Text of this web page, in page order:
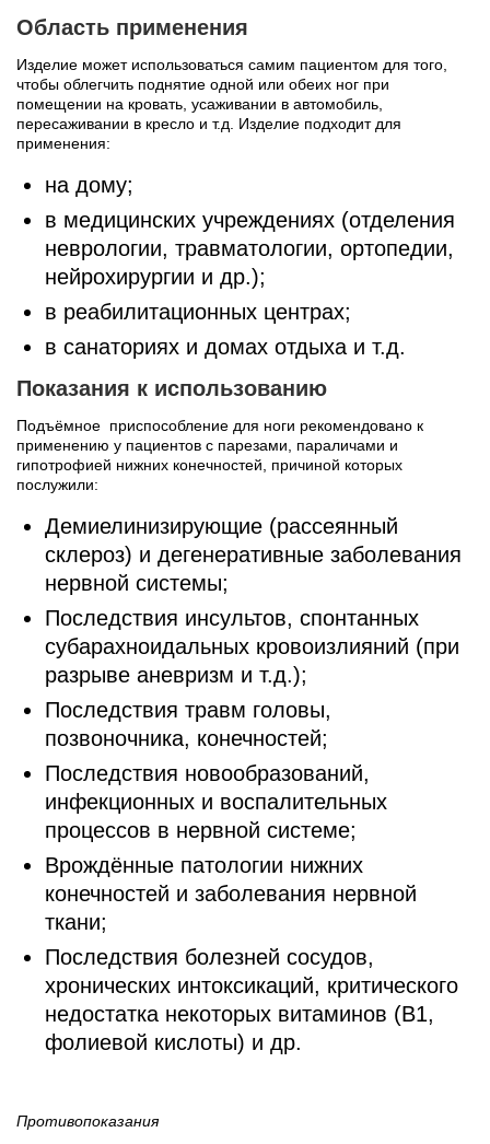
Область применения
Изделие может использоваться самим пациентом для того,
чтобы облегчить поднятие одной или обеих ног при
помещении на кровать, усаживании в автомобиль,
пересаживании в кресло и т.д. Изделие подходит для
применения:
на дому;
в медицинских учреждениях (отделения
неврологии, травматологии, ортопедии,
нейрохирургии и др.);
в реабилитационных центрах;
в санаториях и домах отдыха и т.д.
Показания к использованию
Подъёмное приспособление для ноги рекомендовано к
применению у пациентов с парезами, параличами и
гипотрофией нижних конечностей, причиной которых
послужили:
Демиелинизирующие (рассеянный
склероз) и дегенеративные заболевания
нервной системы;
Последствия инсультов, спонтанных
субарахноидальных кровоизлияний (при
разрыве аневризм и т.д.);
Последствия травм головы,
позвоночника, конечностей;
Последствия новообразований,
инфекционных и воспалительных
процессов в нервной системе;
Врождённые патологии нижних
конечностей и заболевания нервной
ткани;
Последствия болезней сосудов,
хронических интоксикаций, критического
недостатка некоторых витаминов (В1,
фолиевой кислоты) и др.
Противопоказания